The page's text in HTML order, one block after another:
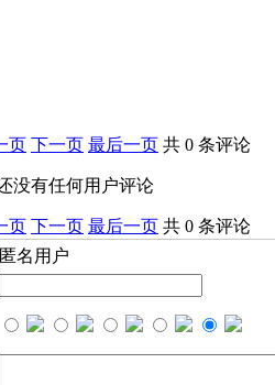
页 下一页 最后一页 共 0 条评论
没有任何用户评论
页 下一页 最后一页 共 0 条评论
匿名用户